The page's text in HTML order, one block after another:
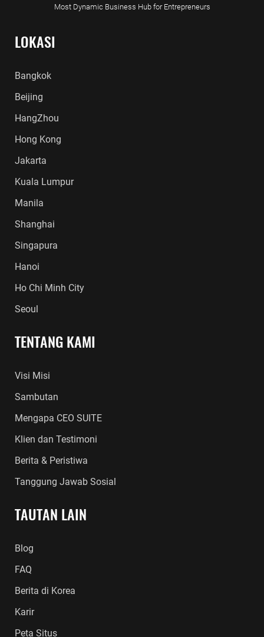
Most Dynamic Business Hub for Entrepreneurs
LOKASI
Bangkok
Beijing
HangZhou
Hong Kong
Jakarta
Kuala Lumpur
Manila
Shanghai
Singapura
Hanoi
Ho Chi Minh City
Seoul
TENTANG KAMI
Visi Misi
Sambutan
Mengapa CEO SUITE
Klien dan Testimoni
Berita & Peristiwa
Tanggung Jawab Sosial
TAUTAN LAIN
Blog
FAQ
Berita di Korea
Karir
Peta Situs